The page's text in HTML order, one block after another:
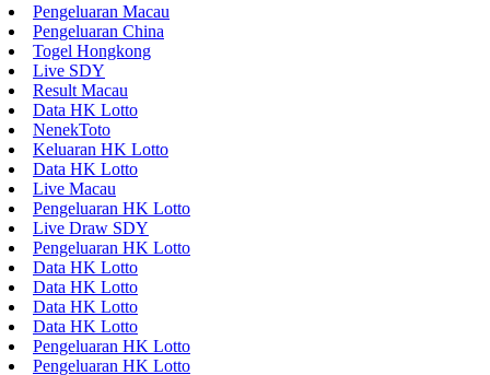
Pengeluaran Macau
Pengeluaran China
Togel Hongkong
Live SDY
Result Macau
Data HK Lotto
NenekToto
Keluaran HK Lotto
Data HK Lotto
Live Macau
Pengeluaran HK Lotto
Live Draw SDY
Pengeluaran HK Lotto
Data HK Lotto
Data HK Lotto
Data HK Lotto
Data HK Lotto
Pengeluaran HK Lotto
Pengeluaran HK Lotto